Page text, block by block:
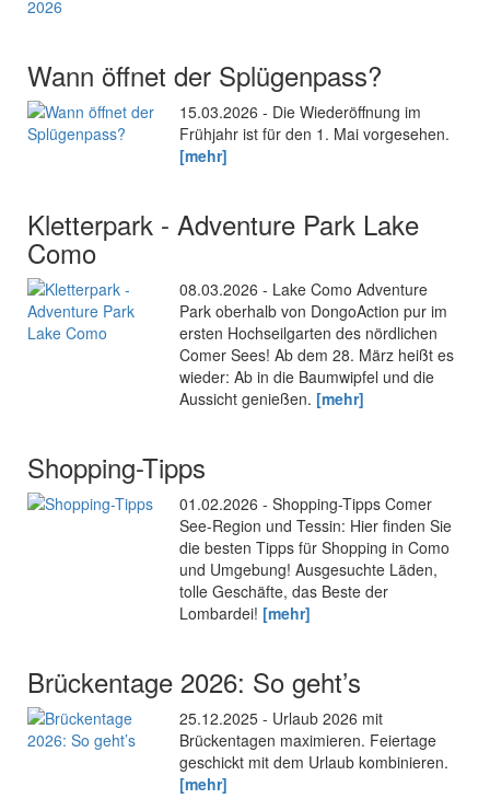
Wann öffnet der Splügenpass?
15.03.2026 - Die Wiederöffnung im
Frühjahr ist für den 1. Mai vorgesehen.
[mehr]
Kletterpark - Adventure Park Lake
Como
08.03.2026 - Lake Como Adventure
Park oberhalb von DongoAction pur im
ersten Hochseilgarten des nördlichen
Comer Sees! Ab dem 28. März heißt es
wieder: Ab in die Baumwipfel und die
Aussicht genießen. [mehr]
Shopping-Tipps
01.02.2026 - Shopping-Tipps Comer
See-Region und Tessin: Hier finden Sie
die besten Tipps für Shopping in Como
und Umgebung! Ausgesuchte Läden,
tolle Geschäfte, das Beste der
Lombardei! [mehr]
Brückentage 2026: So geht’s
25.12.2025 - Urlaub 2026 mit
Brückentagen maximieren. Feiertage
geschickt mit dem Urlaub kombinieren.
[mehr]